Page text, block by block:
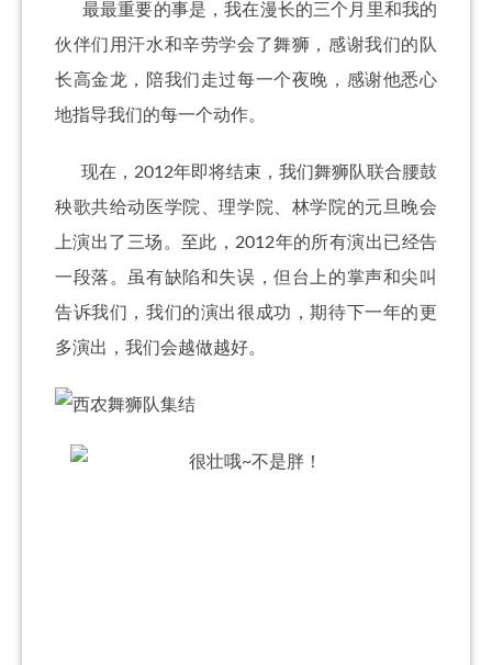
最最重要的事是，我在漫长的三个月里和我的
伙伴们用汗水和辛劳学会了舞狮，感谢我们的队
长高金龙，陪我们走过每一个夜晚，感谢他悉心
地指导我们的每一个动作。
现在，2012年即将结束，我们舞狮队联合腰鼓
秧歌共给动医学院、理学院、林学院的元旦晚会
上演出了三场。至此，2012年的所有演出已经告
一段落。虽有缺陷和失误，但台上的掌声和尖叫
告诉我们，我们的演出很成功，期待下一年的更
多演出，我们会越做越好。